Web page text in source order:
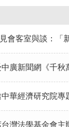
會客室與談：「
廣新聞網《千
華經濟研究院專
灣法學基金會